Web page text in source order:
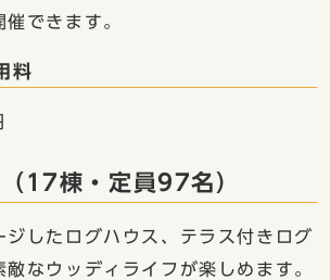
できます。
料
17棟・定員97名）
ジしたログハウス、テラス付きログ
敵なウッディライフが楽しめます。